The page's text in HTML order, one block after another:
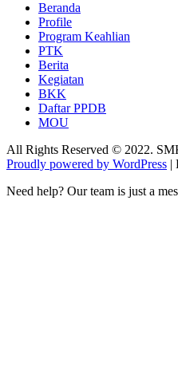
Beranda
Profile
Program Keahlian
PTK
Berita
Kegiatan
BKK
Daftar PPDB
MOU
All Rights Reserved © 2022.
Proudly powered by WordPress |
Need help? Our team is just a